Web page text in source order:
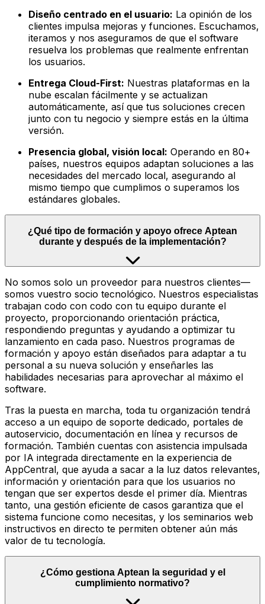
Diseño centrado en el usuario: La opinión de los
clientes impulsa mejoras y funciones. Escuchamos,
iteramos y nos aseguramos de que el software
resuelva los problemas que realmente enfrentan
los usuarios.
Entrega Cloud-First: Nuestras plataformas en la
nube escalan fácilmente y se actualizan
automáticamente, así que tus soluciones crecen
junto con tu negocio y siempre estás en la última
versión.
Presencia global, visión local: Operando en 80+
países, nuestros equipos adaptan soluciones a las
necesidades del mercado local, asegurando al
mismo tiempo que cumplimos o superamos los
estándares globales.
¿Qué tipo de formación y apoyo ofrece Aptean
durante y después de la implementación?
No somos solo un proveedor para nuestros clientes—
somos vuestro socio tecnológico. Nuestros especialistas
trabajan codo con codo con tu equipo durante el
proyecto, proporcionando orientación práctica,
respondiendo preguntas y ayudando a optimizar tu
lanzamiento en cada paso. Nuestros programas de
formación y apoyo están diseñados para adaptar a tu
personal a su nueva solución y enseñarles las
habilidades necesarias para aprovechar al máximo el
software.
Tras la puesta en marcha, toda tu organización tendrá
acceso a un equipo de soporte dedicado, portales de
autoservicio, documentación en línea y recursos de
formación. También cuentas con asistencia impulsada
por IA integrada directamente en la experiencia de
AppCentral, que ayuda a sacar a la luz datos relevantes,
información y orientación para que los usuarios no
tengan que ser expertos desde el primer día. Mientras
tanto, una gestión eficiente de casos garantiza que el
sistema funcione como necesitas, y los seminarios web
instructivos en directo te permiten obtener aún más
valor de tu tecnología.
¿Cómo gestiona Aptean la seguridad y el
cumplimiento normativo?